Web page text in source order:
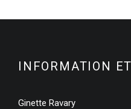
INFORMATION
Ginette Ravary